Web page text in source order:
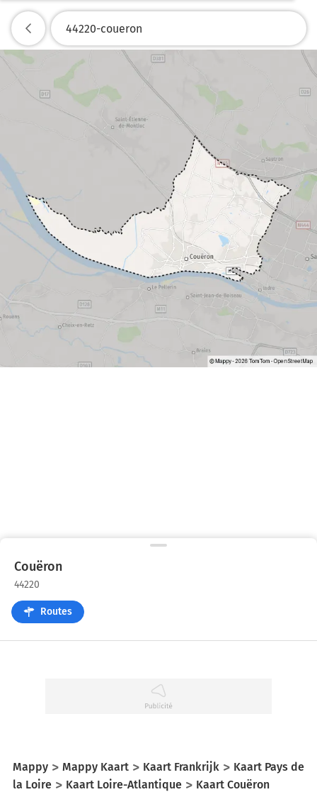
Couëron
44220
Routes
Mappy Mappy Kaart Kaart Frankrijk
Kaart Pays de
la Loire
Kaart Loire-Atlantique Kaart Couëron